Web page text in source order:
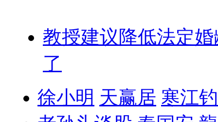
教授建议降低法定婚
了
徐小明 天赢居 寒江